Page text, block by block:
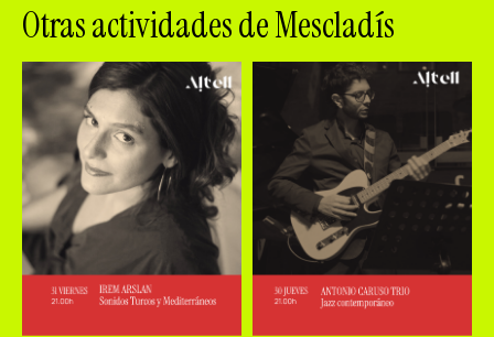
Otras actividades de Mescladís